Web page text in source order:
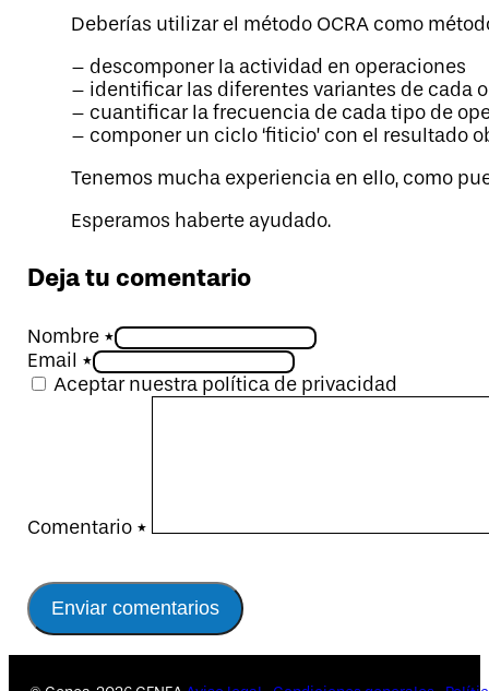
Deberías utilizar el método OCRA como
– descomponer la actividad en operaciones
– identificar las diferentes variantes de cada
– cuantificar la frecuencia de cada tipo de
– componer un ciclo ‘fiticio’ con el resultado
Tenemos mucha experiencia en ello, como
Esperamos haberte ayudado.
Deja tu comentario
Nombre *
Email *
Aceptar nuestra política de privacidad
Comentario *